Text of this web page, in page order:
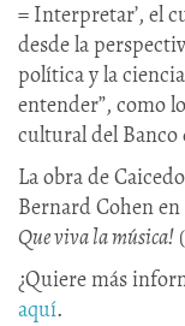
= Interpretar’, el
desde la
política y la
entender”, como
cultural del Banco
La obra de
Bernard Cohen
Que viva la música!
¿Quiere más
aquí.